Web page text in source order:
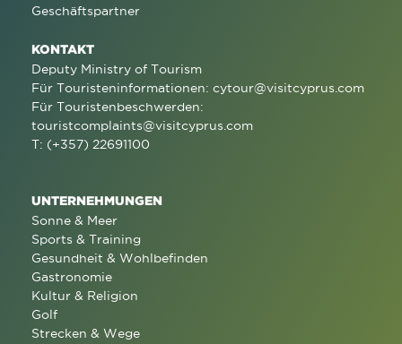
Geschäftspartner
KONTAKT
Deputy Ministry of Tourism
Für Touristeninformationen: cytour@visitcyprus.com
Für Touristenbeschwerden:
touristcomplaints@visitcyprus.com
T: (+357) 22691100
UNTERNEHMUNGEN
Sonne & Meer
Sports & Training
Gesundheit & Wohlbefinden
Gastronomie
Kultur & Religion
Golf
Strecken & Wege